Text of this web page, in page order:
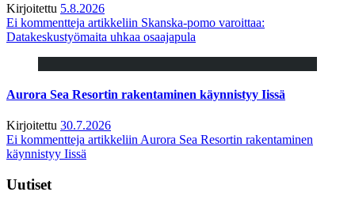
Kirjoitettu 5.8.2026
Ei kommentteja artikkeliin Skanska-pomo varoittaa:
Datakeskustyömaita uhkaa osaajapula
Aurora Sea Resortin rakentaminen käynnistyy Iissä
Kirjoitettu 30.7.2026
Ei kommentteja artikkeliin Aurora Sea Resortin rakentaminen
käynnistyy Iissä
Uutiset